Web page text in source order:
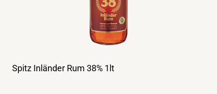
Spitz Inländer Rum 38% 1lt